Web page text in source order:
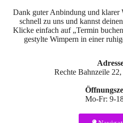
Dank guter Anbindung und klarer
schnell zu uns und kannst
Klicke einfach auf „Termin
gestylte Wimpern in einer
Rechte Bahnzeile
Mo-Fr: 9-